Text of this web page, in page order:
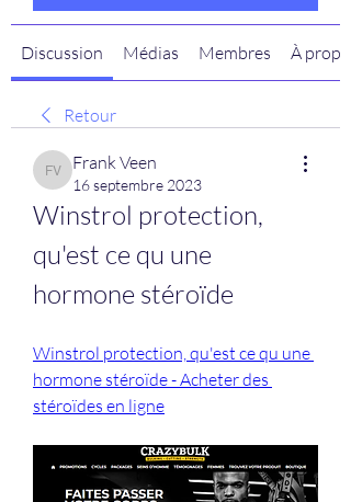
Discussion Médias Membres À propos
Retour
Frank Veen
Frank Veen
16 septembre 2023
Winstrol protection,
qu'est ce qu une
hormone stéroïde
Winstrol protection, qu'est ce qu une
hormone stéroïde - Acheter des
stéroïdes en ligne